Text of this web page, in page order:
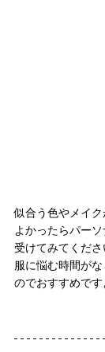
似合う色やメイク
よかったらパー
受けてみてくださ
服に悩む時間が
のでおすすめです